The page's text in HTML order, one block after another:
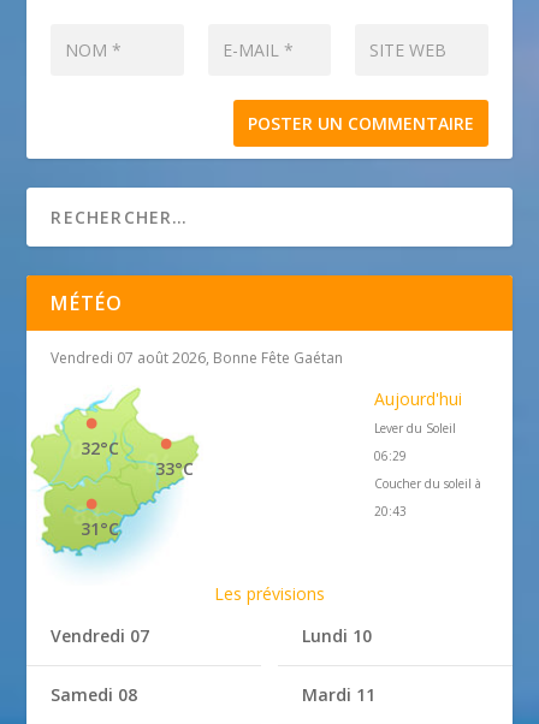
MÉTÉO
Vendredi 07 août 2026, Bonne Fête Gaétan
33°C
32°C
31°C
Aujourd'hui
Lever du Soleil
06:29
Coucher du soleil à
20:43
Les prévisions
Vendredi 07
Samedi 08
Lundi 10
Mardi 11